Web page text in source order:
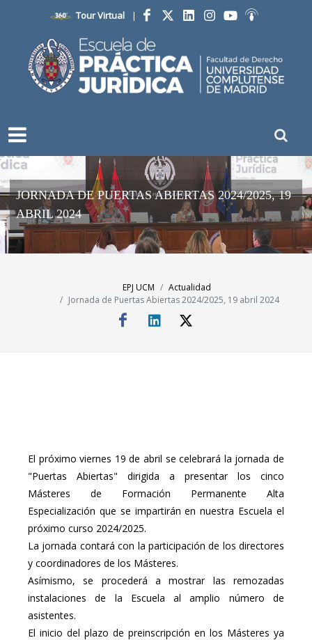
Tour Virtual |
Facebook
JORNADA DE PUERTAS ABIERTAS 2024/2025, 19
ABRIL 2024
EPJ UCM
Actualidad
Jornada de Puertas Abiertas 2024/2025, 19 abril 2024
El próximo viernes 19 de abril se celebrará la jornada de
"Puertas Abiertas" dirigida a presentar los cinco
Másteres de Formación Permanente Alta
Especialización que se impartirán en nuestra Escuela el
próximo curso 2024/2025.
La jornada contará con la participación de los directores
y coordinadores de los Másteres.
Asímismo, se procederá a mostrar las remozadas
instalaciones de la Escuela al amplio número de
asistentes.
El inicio del plazo de preinscripción en los Másteres ya